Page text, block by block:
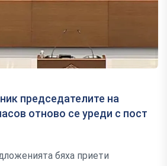
председателите на
отново се уреди с пост
бяха приети